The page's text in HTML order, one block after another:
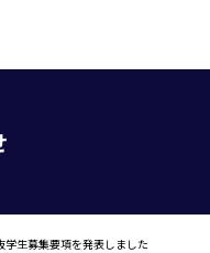
生募集要項を発表しました